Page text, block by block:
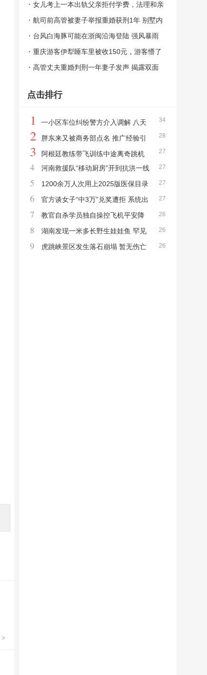
>
期新高
女儿考上一本出轨父亲拒付学费，法理和亲
情到底该怎么选？法律与道德的碰撞
航司前高管被妻子举报重婚获刑1年 别墅内
藏有两个“家”
台风白海豚可能在浙闽沿海登陆 强风暴雨
将至
重庆游客伊犁睡车里被收150元，游客懵了
离谱收费引发争议
高管丈夫重婚判刑一年妻子发声 揭露双面
点击排行
34
1
一小区车位纠纷警方介入调解 八天
对峙终获道歉
28
2
胖东来又被商务部点名 推广经验引
领零售创新
27
3
阿根廷教练带飞训练中途离奇跳机
女学员冷静迫降
27
4
河南救援队“移动厨房”开到抗洪一线
巨无霸餐车再显身手
27
5
1200余万人次用上2025版医保目录
新药 药品配备广泛落地
27
6
官方谈女子“中3万”兑奖遭拒 系统出
错引争议
26
7
教官自杀学员独自操控飞机平安降
落 冷静应对突发状况
26
8
湖南发现一米多长野生娃娃鱼 罕见
高龄寿星引发关注
26
9
虎跳峡景区发生落石崩塌 暂无伤亡